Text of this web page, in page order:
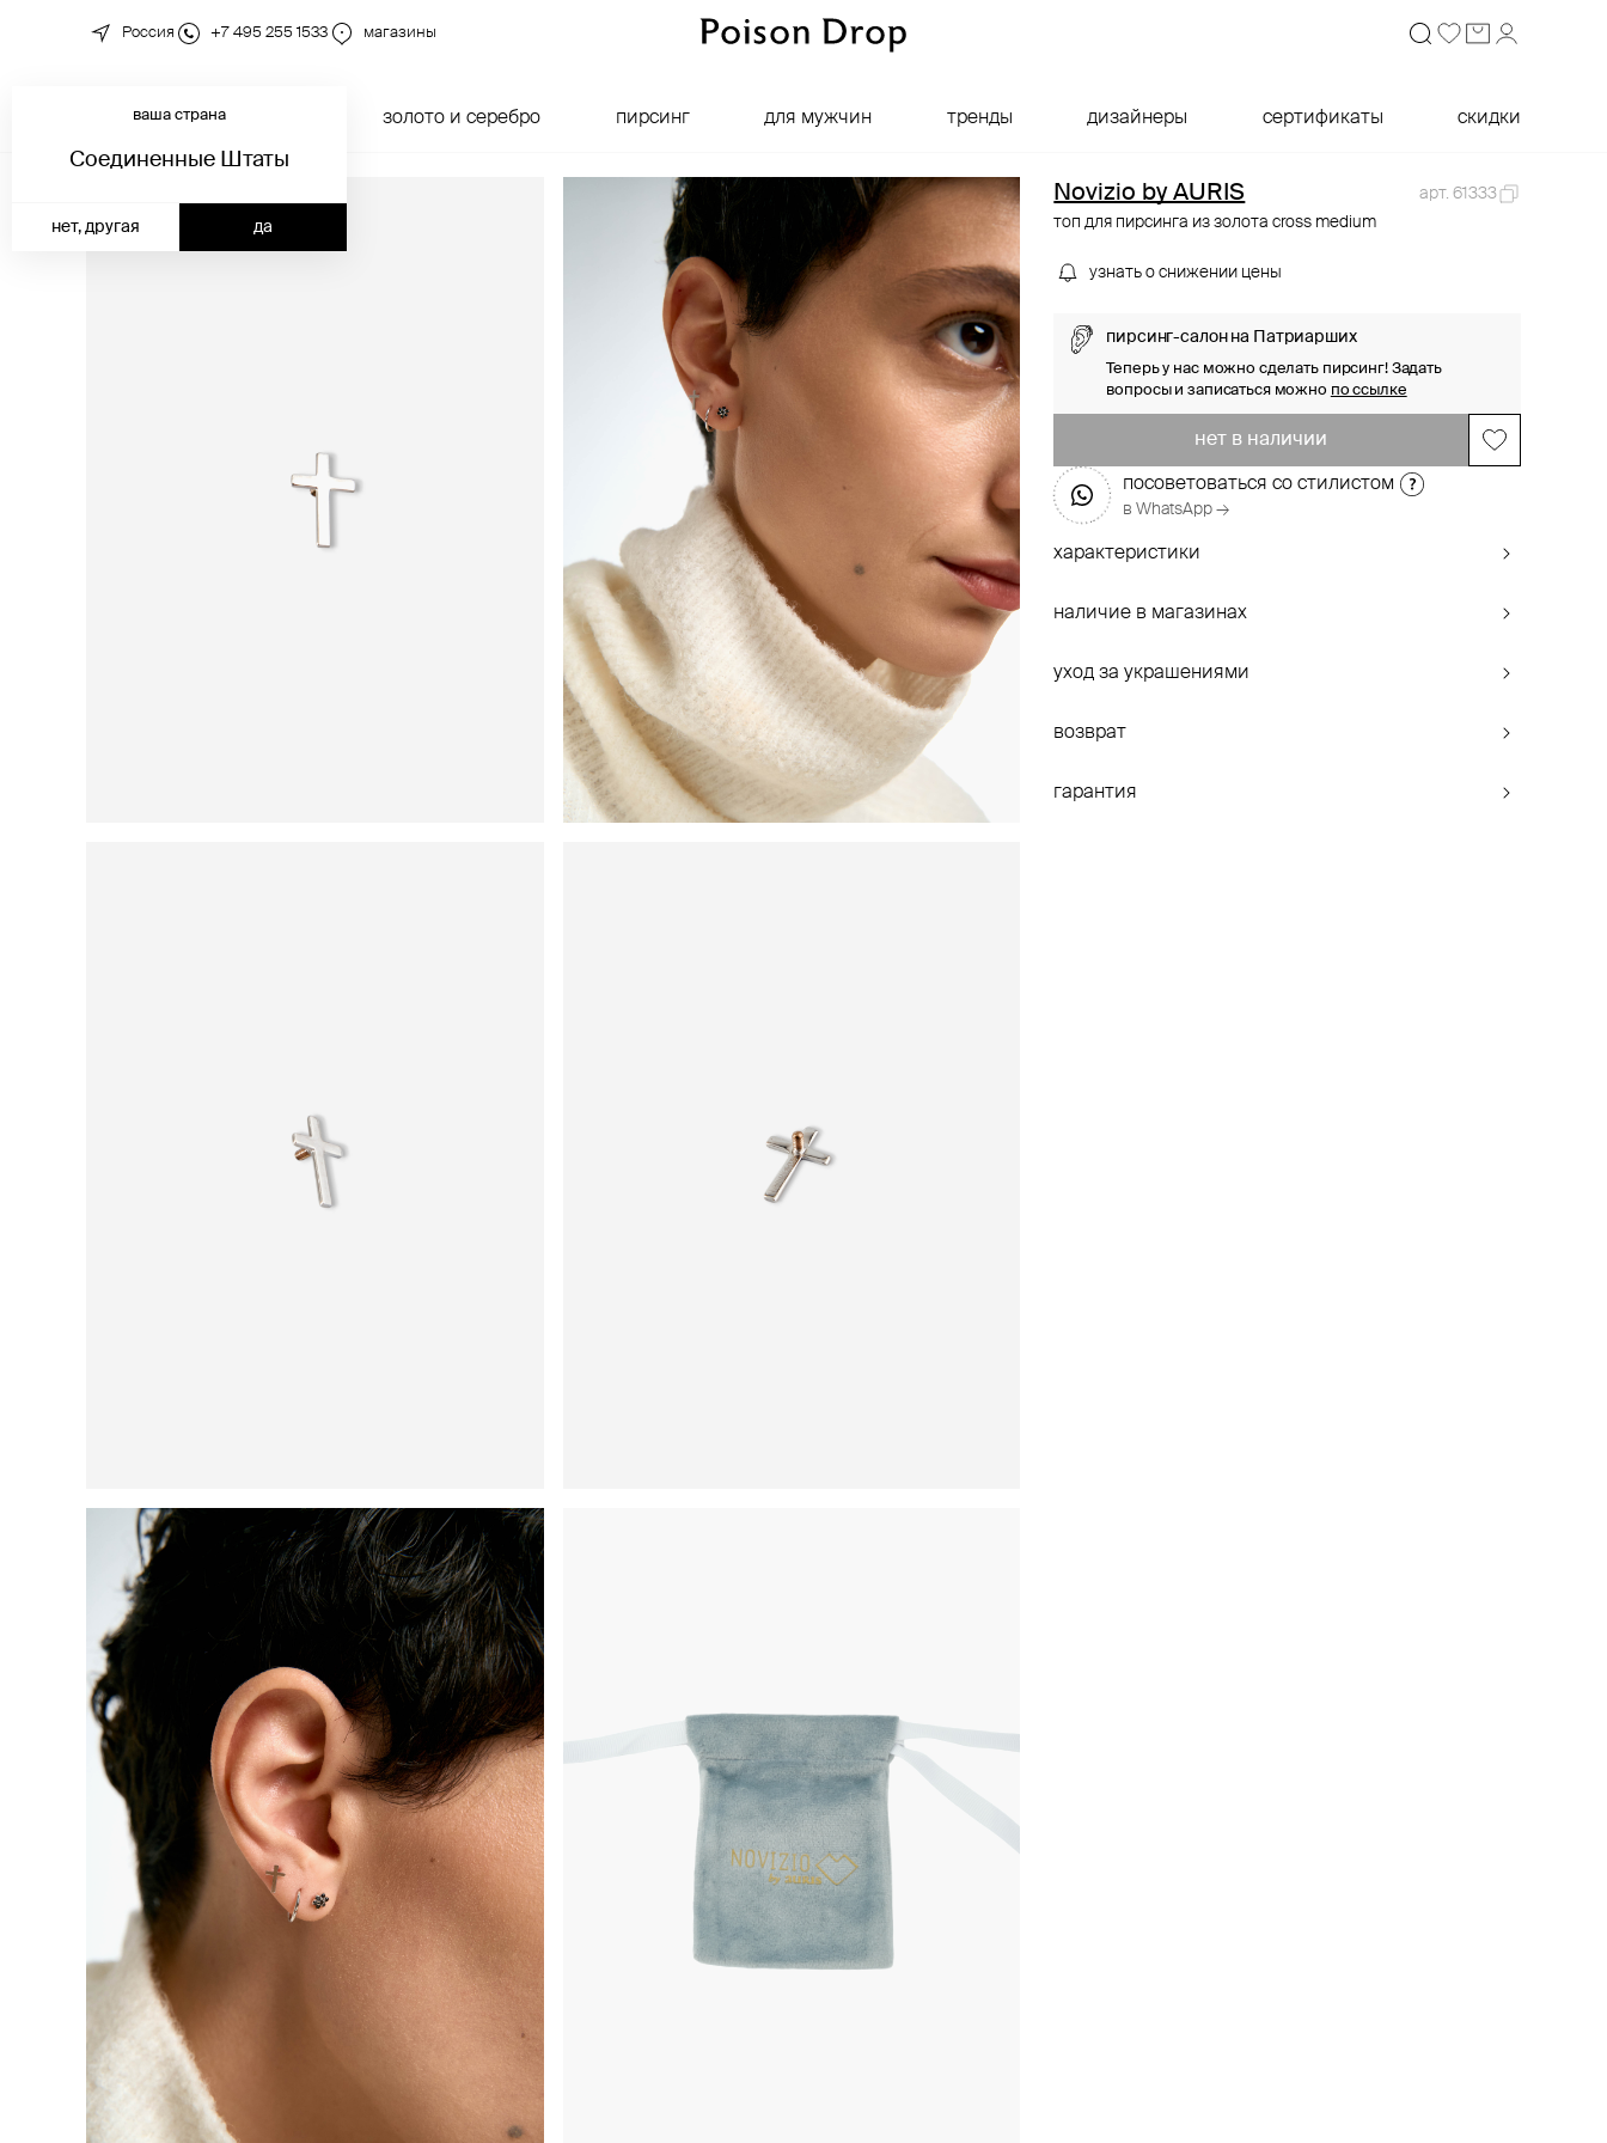
Россия +7 495 255 1533 магазины
новинки золото и серебро пирсинг для мужчин тренды дизайнеры сертификаты скидки
ваша страна
Соединенные Штаты
да
нет, другая
Novizio by AURIS
арт. 61333
топ для пирсинга из золота cross medium
узнать о снижении цены
пирсинг-салон на Патриарших
Теперь у нас можно сделать пирсинг! Задать
вопросы и записаться можно по ссылке
нет в наличии
посоветоваться со стилистом
в WhatsApp →
характеристики
наличие в магазинах
уход за украшениями
возврат
гарантия